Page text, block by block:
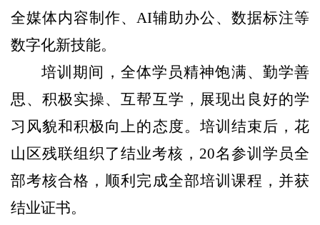
全媒体内容制作、 AI辅助办公、数据标注等
数字化新技能。
培训期间，全体学员精神饱满、勤学善
思、积极实操、互帮互学，展现出良好的学
习风貌和积极向上的态度。培训结束后，花
山区残联组织了结业考核， 20名参训学员全
部考核合格，顺利完成全部培训课程，并获
结业证书。